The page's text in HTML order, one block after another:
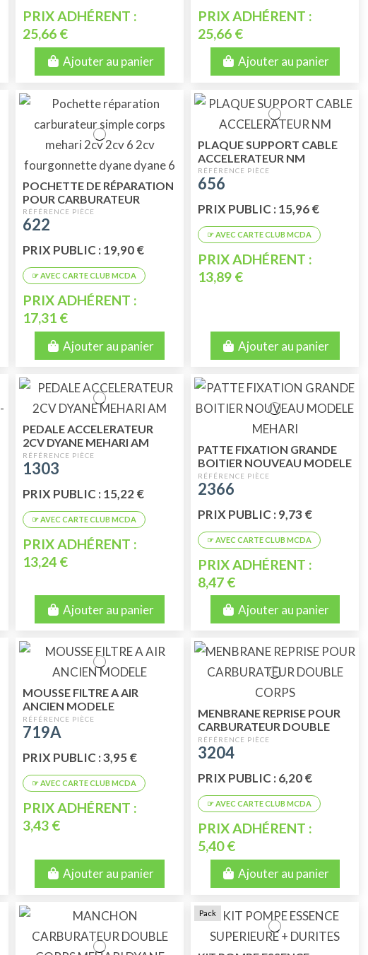
PRIX ADHÉRENT :
25,66 €
Ajouter au panier
PRIX ADHÉRENT :
25,66 €
Ajouter au panier
POCHETTE DE RÉPARATION
POUR CARBURATEUR
MODÈLE SIMPLE CORPS 34
PICS
622
PRIX PUBLIC : 19,90 €
PRIX ADHÉRENT :
17,31 €
Ajouter au panier
PLAQUE SUPPORT CABLE
ACCELERATEUR NM
656
PRIX PUBLIC : 15,96 €
PRIX ADHÉRENT :
13,89 €
Ajouter au panier
PEDALE ACCELERATEUR
2CV DYANE MEHARI AM
1303
PRIX PUBLIC : 15,22 €
PRIX ADHÉRENT :
13,24 €
Ajouter au panier
PATTE FIXATION GRANDE
BOITIER NOUVEAU MODELE
MEHARI
2366
PRIX PUBLIC : 9,73 €
PRIX ADHÉRENT :
8,47 €
Ajouter au panier
MOUSSE FILTRE A AIR
ANCIEN MODELE
719A
PRIX PUBLIC : 3,95 €
PRIX ADHÉRENT :
3,43 €
Ajouter au panier
MENBRANE REPRISE POUR
CARBURATEUR DOUBLE
CORPS
3204
PRIX PUBLIC : 6,20 €
PRIX ADHÉRENT :
5,40 €
Ajouter au panier
Pack